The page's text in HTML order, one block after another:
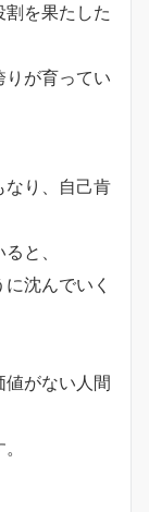
を果たした
りが育ってい
なり、自己肯
と、
沈んでいく
値がない人間